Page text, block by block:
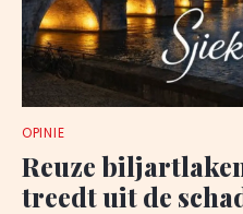
OPINIE
Reuze
treedt uit de